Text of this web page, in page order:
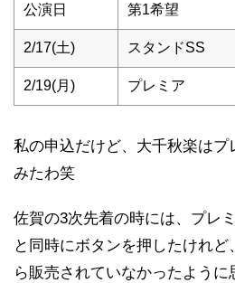
公演日 第1希望
2/17(土) スタンドSS
2/19(月) プレミア
私の申込だけど、大千秋楽はプ
みたわ笑
佐賀の3次先着の時には、プレ
と同時にボタンを押したけれ
ら販売されていなかったように